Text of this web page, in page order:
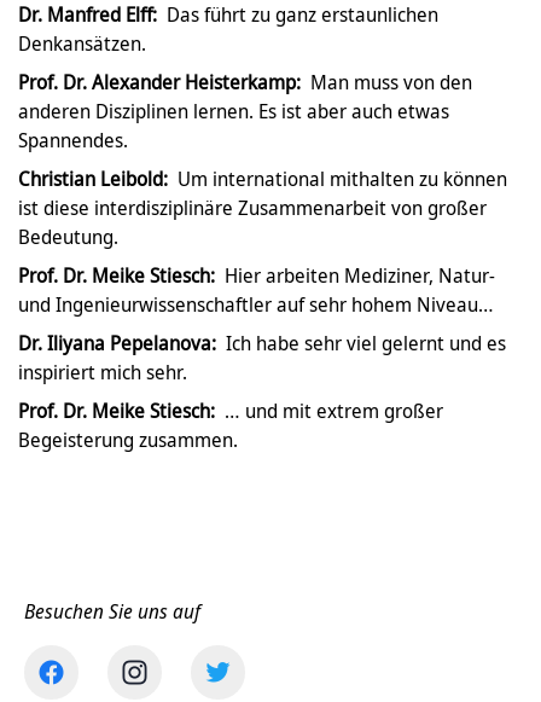
Dr. Manfred Elff: Das führt zu ganz erstaunlichen
Denkansätzen.
Prof. Dr. Alexander Heisterkamp: Man muss von den
anderen Disziplinen lernen. Es ist aber auch etwas
Spannendes.
Christian Leibold: Um international mithalten zu können
ist diese interdisziplinäre Zusammenarbeit von großer
Bedeutung.
Prof. Dr. Meike Stiesch: Hier arbeiten Mediziner, Natur-
und Ingenieurwissenschaftler auf sehr hohem Niveau…
Dr. Iliyana Pepelanova: Ich habe sehr viel gelernt und es
inspiriert mich sehr.
Prof. Dr. Meike Stiesch: … und mit extrem großer
Begeisterung zusammen.
Besuchen Sie uns auf